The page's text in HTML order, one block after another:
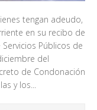
tengan adeudo,
en su recibo de
Servicios Públicos de
del
de Condonación
y los...